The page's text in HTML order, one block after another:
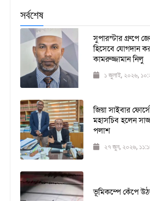
সর্বশেষ
সুপারস্টার গ্রুপে
হিসেবে যোগদান
কামরুজ্জামান নিলু
১ জুলাই, ২০২৬,
জিয়া সাইবার
মহাসচিব হলেন
পলাশ
২৭ জুন, ২০২৬,
ভূমিকম্পে কেঁপে